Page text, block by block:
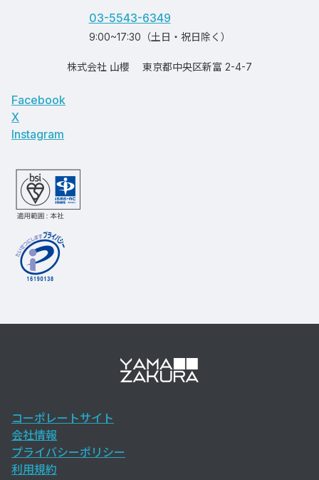
03-5543-6349
9:00~17:30（土日・祝日除く）
株式会社 山櫻 東京都中央区新富 2-4-7
Facebook
X
Instagram
コーポレートサイト
会社情報
プライバシーポリシー
利用規約